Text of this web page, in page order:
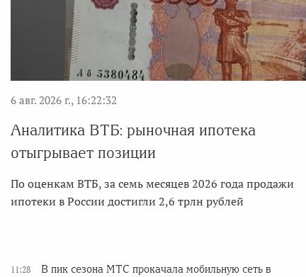
6 авг. 2026 г., 16:22:32
Аналитика ВТБ: рыночная ипотека
отыгрывает позиции
По оценкам ВТБ, за семь месяцев 2026 года продажи
ипотеки в России достигли 2,6 трлн рублей
11:28
В пик сезона МТС прокачала мобильную сеть в